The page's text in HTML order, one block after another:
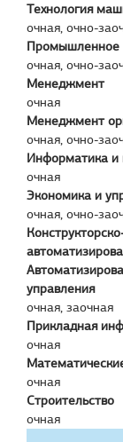
Технология
очная, очно-
Промышленное
очная, очно-
Менеджмент
очная
Менеджмент
очная, очно-
Информатика и
очная
Экономика и
очная, очно-
управления
очная, заочная
Прикладная
очная
очная
Строительство
очная